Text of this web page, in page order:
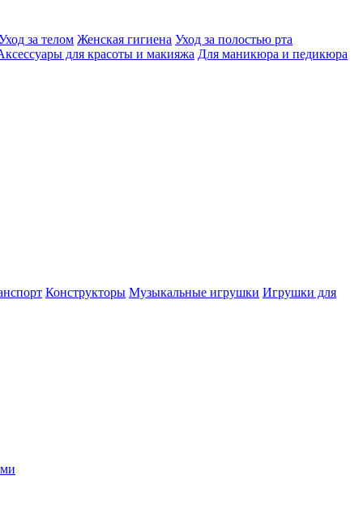
за телом Женская гигиена Уход за полостью рта
для красоты и макияжа Для маникюра и педикюра
Конструкторы Музыкальные игрушки Игрушки для